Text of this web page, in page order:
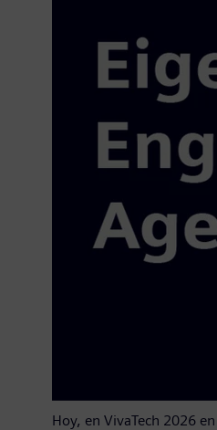
Hoy, en VivaTech 2026